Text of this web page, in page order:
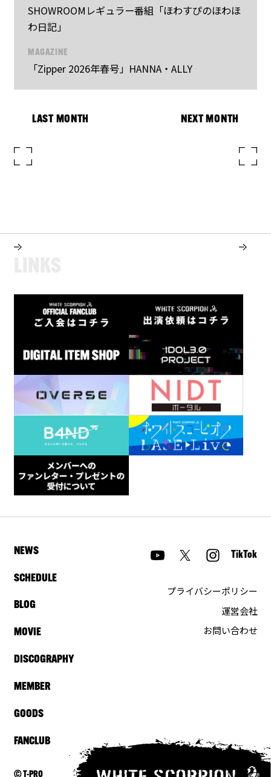
SHOWROOMレギュラー番組「ほわすぴのほわほ
わ日記」
MAGAZINE
「Zipper 2026年春号」HANNA・ALLY
LAST MONTH NEXT MONTH
NEWS
SCHEDULE
BLOG
MOVIE
DISCOGRAPHY
MEMBER
GOODS
FANCLUB
TikTok
プライバシーポリシー
運営会社
お問い合わせ
© T-PRO